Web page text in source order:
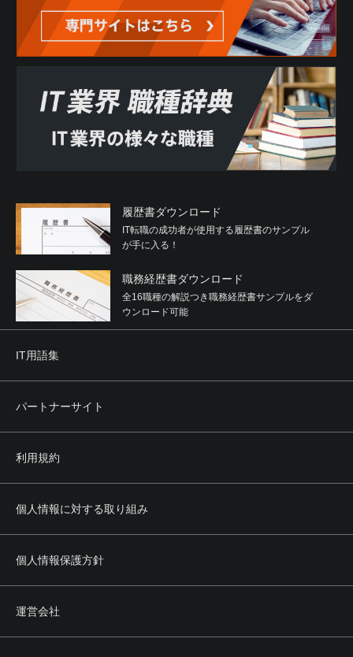
履歴書ダウンロード
IT転職の成功者が使用する履歴書のサンプル
が手に入る！
職務経歴書ダウンロード
全16職種の解説つき職務経歴書サンプルをダ
ウンロード可能
IT用語集
パートナーサイト
利用規約
個人情報に対する取り組み
個人情報保護方針
運営会社